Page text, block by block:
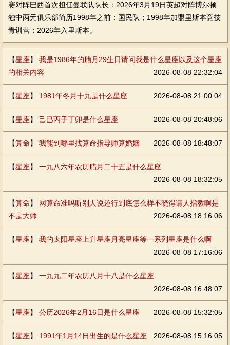
赛对阵巴西首次担任曼联队队长：2026年3月19日英超对阵博尔顿
独中两元俱乐部简历1998年之前：国民队；1998年加盟里斯本竞技
青训营；2026年入里斯本。
【星座】 我是1986年的腊月29生日请问我是什么星座以及这个星座
的相关内容
2026-08-08 22:32:04
【星座】 1981年冬月十九是什么星座 2026-08-08 21:00:04
【星座】 己巳丙子丁卯是什么星座 2026-08-08 20:48:06
【算命】 我能到哪里找算命指导师算婚姻 2026-08-08 18:48:07
【星座】 一九八六年农历腊月二十五是什么星座
2026-08-08 18:32:05
【算命】 网算命准吗听别人说还行到底怎么样不晓得请人指教啊是
不是大师
2026-08-08 18:16:06
【星座】 我的太阳星座上升星座月亮星座等一系列星座是什么啊
2026-08-08 17:16:06
【星座】 一九九二年农历八月十八是什么星座
2026-08-08 16:48:07
【星座】 公历2026年2月16日是什么星座 2026-08-08 15:32:05
【星座】 1991年1月14日出生的是什么星座 2026-08-08 15:16:05